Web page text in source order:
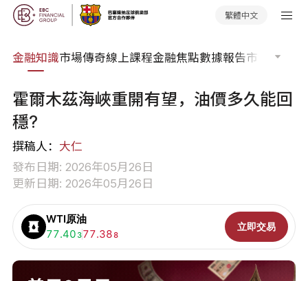
繁體中文
金融知識市場傳奇線上課程金融焦點數據報告市場分析
霍爾木茲海峽重開有望，油價多久能回
穩?
撰稿人： 大仁
發布日期: 2026年05月26日
更新日期: 2026年05月26日
WTI原油
買入:
77.40 3賣出:
77.388
立即交易